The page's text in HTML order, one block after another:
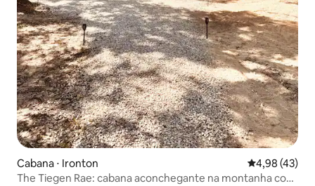
Cabana ⋅ Ironton 4,98 de uma
4,98 (43)
The Tiegen Rae: cabana aconchegante na montanha com